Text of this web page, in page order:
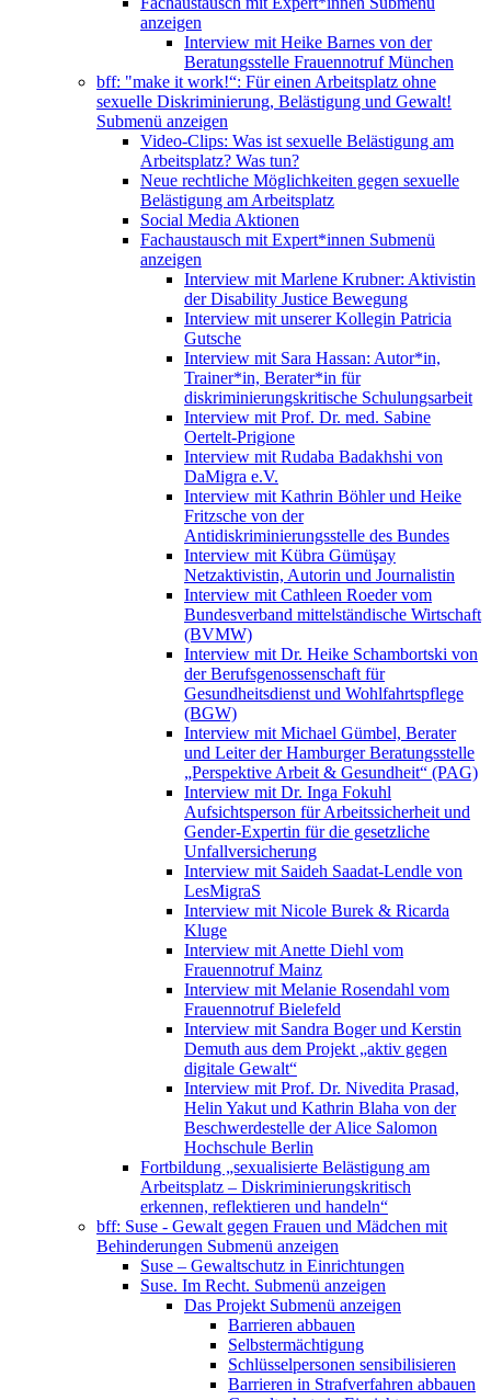
anzeigen
Interview mit Heike Barnes von der
Beratungsstelle Frauennotruf München
bff: "make it work!“: Für einen Arbeitsplatz ohne
sexuelle Diskriminierung, Belästigung und Gewalt!
Submenü anzeigen
Video-Clips: Was ist sexuelle Belästigung am
Arbeitsplatz? Was tun?
Neue rechtliche Möglichkeiten gegen sexuelle
Belästigung am Arbeitsplatz
Social Media Aktionen
Fachaustausch mit Expert*innen Submenü
anzeigen
Interview mit Marlene Krubner: Aktivistin
der Disability Justice Bewegung
Interview mit unserer Kollegin Patricia
Gutsche
Interview mit Sara Hassan: Autor*in,
Trainer*in, Berater*in für
diskriminierungskritische Schulungsarbeit
Interview mit Prof. Dr. med. Sabine
Oertelt-Prigione
Interview mit Rudaba Badakhshi von
DaMigra e.V.
Interview mit Kathrin Böhler und Heike
Fritzsche von der
Antidiskriminierungsstelle des Bundes
Interview mit Kübra Gümüşay
Netzaktivistin, Autorin und Journalistin
Interview mit Cathleen Roeder vom
Bundesverband mittelständische Wirtschaft
(BVMW)
Interview mit Dr. Heike Schambortski von
der Berufsgenossenschaft für
Gesundheitsdienst und Wohlfahrtspflege
(BGW)
Interview mit Michael Gümbel, Berater
und Leiter der Hamburger Beratungsstelle
„Perspektive Arbeit & Gesundheit“ (PAG)
Interview mit Dr. Inga Fokuhl
Aufsichtsperson für Arbeitssicherheit und
Gender-Expertin für die gesetzliche
Unfallversicherung
Interview mit Saideh Saadat-Lendle von
LesMigraS
Interview mit Nicole Burek & Ricarda
Kluge
Interview mit Anette Diehl vom
Frauennotruf Mainz
Interview mit Melanie Rosendahl vom
Frauennotruf Bielefeld
Interview mit Sandra Boger und Kerstin
Demuth aus dem Projekt „aktiv gegen
digitale Gewalt“
Interview mit Prof. Dr. Nivedita Prasad,
Helin Yakut und Kathrin Blaha von der
Beschwerdestelle der Alice Salomon
Hochschule Berlin
Fortbildung „sexualisierte Belästigung am
Arbeitsplatz – Diskriminierungskritisch
erkennen, reflektieren und handeln“
bff: Suse - Gewalt gegen Frauen und Mädchen mit
Behinderungen Submenü anzeigen
Suse – Gewaltschutz in Einrichtungen
Suse. Im Recht. Submenü anzeigen
Das Projekt Submenü anzeigen
Barrieren abbauen
Selbstermächtigung
Schlüsselpersonen sensibilisieren
Barrieren in Strafverfahren abbauen